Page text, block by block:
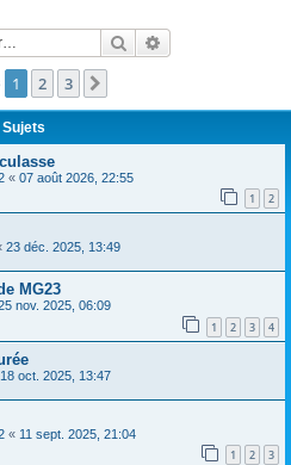
Rechercher
1 2 3
Sujets
« 07 août 2026, 22:55
1 2
23 déc. 2025, 13:49
MG23
nov. 2025, 06:09
1 2 3 4
18 oct. 2025, 13:47
« 11 sept. 2025, 21:04
1 2 3